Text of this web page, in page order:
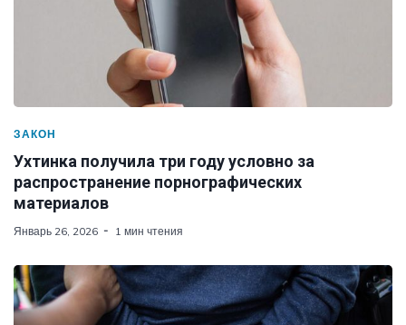
ЗАКОН
Ухтинка получила три году условно за
распространение порнографических
материалов
Январь 26, 2026 1 мин чтения